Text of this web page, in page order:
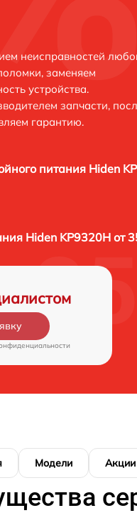
неисправностей
заменяем
устройства.
запчасти,
гарантию.
питания Hiden
Hiden KP9320H от
Модели Акции